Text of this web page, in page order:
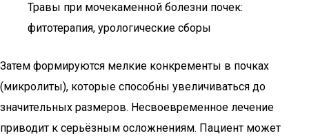
Травы при мочекаменной болезни почек:
фитотерапия, урологические сборы
Затем формируются мелкие конкременты в почках
(микролиты), которые способны увеличиваться до
значительных размеров. Несвоевременное лечение
приводит к серьёзным осложнениям. Пациент может